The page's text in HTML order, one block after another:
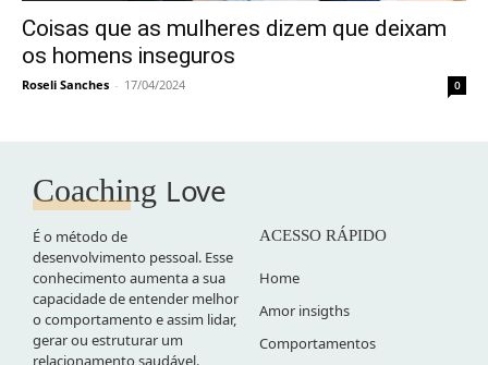
Coisas que as mulheres dizem que deixam
os homens inseguros
Roseli Sanches - 17/04/2024 0
Coaching Love
É o método de
desenvolvimento pessoal. Esse
conhecimento aumenta a sua
capacidade de entender melhor
o comportamento e assim lidar,
gerar ou estruturar um
relacionamento saudável.
ACESSO RÁPIDO
Home
Amor insigths
Comportamentos